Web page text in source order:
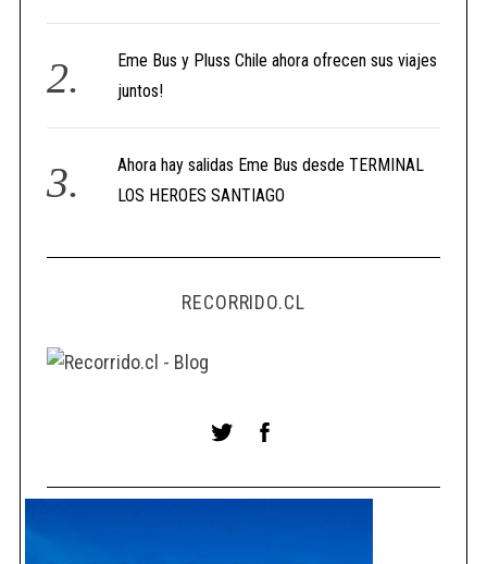
Eme Bus y Pluss Chile ahora ofrecen sus viajes
juntos!
Ahora hay salidas Eme Bus desde TERMINAL
LOS HEROES SANTIAGO
RECORRIDO.CL